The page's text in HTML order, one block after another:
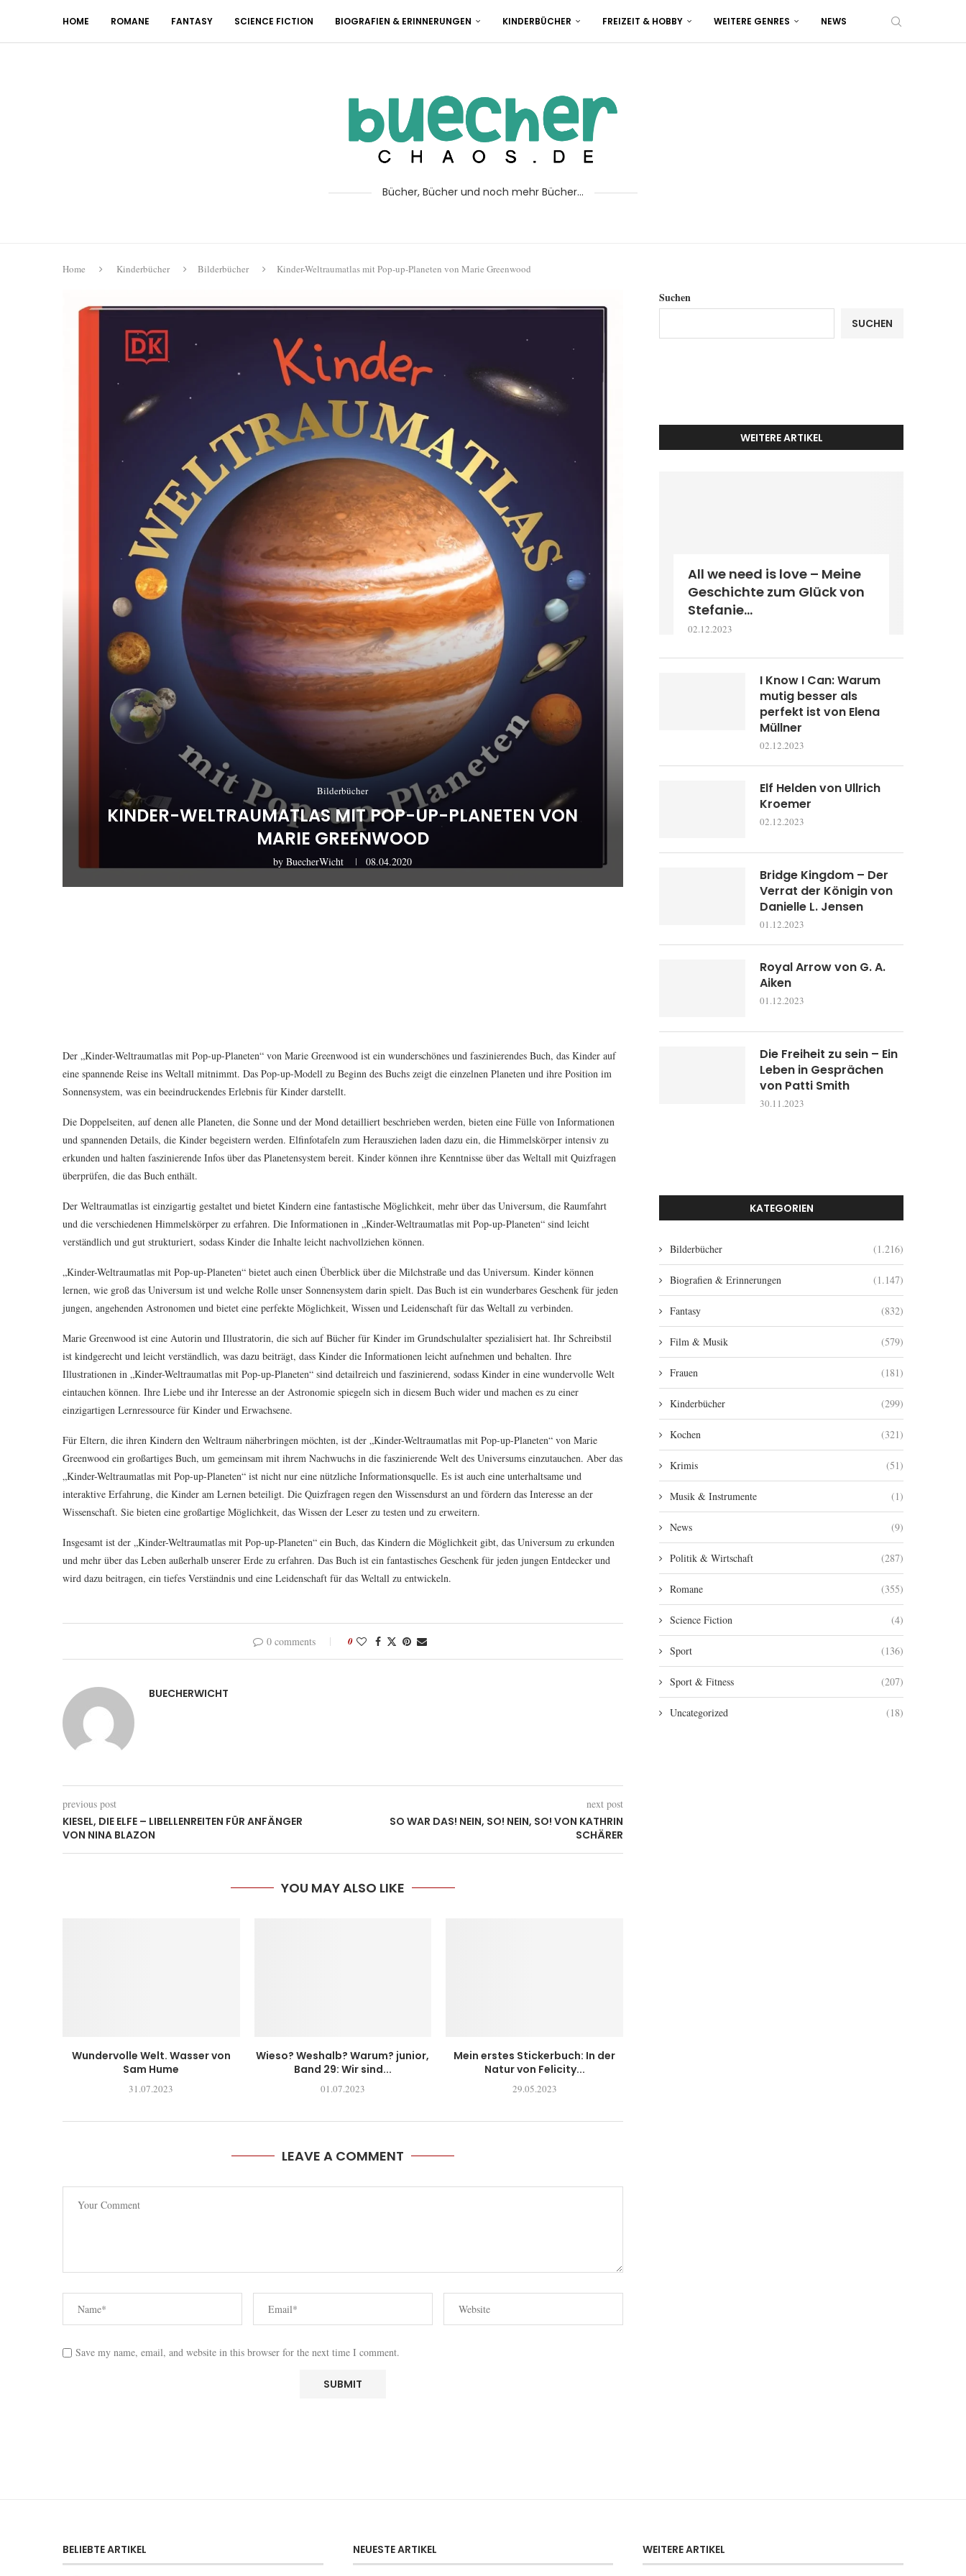
HOME ROMANE FANTASY SCIENCE FICTION BIOGRAFIEN & ERINNERUNGEN KINDERBÜCHER FREIZEIT & HOBBY WEITERE GENRES NEWS
Bücher, Bücher und noch mehr Bücher...
Home Kinderbücher Bilderbücher Kinder-Weltraumatlas mit Pop-up-Planeten von Marie Greenwood
Bilderbücher
KINDER-WELTRAUMATLAS MIT POP-UP-PLANETEN VON
MARIE GREENWOOD
byBuecherWicht 08.04.2020
Der „Kinder-Weltraumatlas mit Pop-up-Planeten“ von Marie Greenwood ist ein wunderschönes und faszinierendes Buch, das Kinder auf
eine spannende Reise ins Weltall mitnimmt. Das Pop-up-Modell zu Beginn des Buchs zeigt die einzelnen Planeten und ihre Position im
Sonnensystem, was ein beeindruckendes Erlebnis für Kinder darstellt.
Die Doppelseiten, auf denen alle Planeten, die Sonne und der Mond detailliert beschrieben werden, bieten eine Fülle von Informationen
und spannenden Details, die Kinder begeistern werden. Elfinfotafeln zum Herausziehen laden dazu ein, die Himmelskörper intensiv zu
erkunden und halten faszinierende Infos über das Planetensystem bereit. Kinder können ihre Kenntnisse über das Weltall mit Quizfragen
überprüfen, die das Buch enthält.
Der Weltraumatlas ist einzigartig gestaltet und bietet Kindern eine fantastische Möglichkeit, mehr über das Universum, die Raumfahrt
und die verschiedenen Himmelskörper zu erfahren. Die Informationen in „Kinder-Weltraumatlas mit Pop-up-Planeten“ sind leicht
verständlich und gut strukturiert, sodass Kinder die Inhalte leicht nachvollziehen können.
„Kinder-Weltraumatlas mit Pop-up-Planeten“ bietet auch einen Überblick über die Milchstraße und das Universum. Kinder können
lernen, wie groß das Universum ist und welche Rolle unser Sonnensystem darin spielt. Das Buch ist ein wunderbares Geschenk für jeden
jungen, angehenden Astronomen und bietet eine perfekte Möglichkeit, Wissen und Leidenschaft für das Weltall zu verbinden.
Marie Greenwood ist eine Autorin und Illustratorin, die sich auf Bücher für Kinder im Grundschulalter spezialisiert hat. Ihr Schreibstil
ist kindgerecht und leicht verständlich, was dazu beiträgt, dass Kinder die Informationen leicht aufnehmen und behalten. Ihre
Illustrationen in „Kinder-Weltraumatlas mit Pop-up-Planeten“ sind detailreich und faszinierend, sodass Kinder in eine wundervolle Welt
eintauchen können. Ihre Liebe und ihr Interesse an der Astronomie spiegeln sich in diesem Buch wider und machen es zu einer
einzigartigen Lernressource für Kinder und Erwachsene.
Für Eltern, die ihren Kindern den Weltraum näherbringen möchten, ist der „Kinder-Weltraumatlas mit Pop-up-Planeten“ von Marie
Greenwood ein großartiges Buch, um gemeinsam mit ihrem Nachwuchs in die faszinierende Welt des Universums einzutauchen. Aber das
„Kinder-Weltraumatlas mit Pop-up-Planeten“ ist nicht nur eine nützliche Informationsquelle. Es ist auch eine unterhaltsame und
interaktive Erfahrung, die Kinder am Lernen beteiligt. Die Quizfragen regen den Wissensdurst an und fördern das Interesse an der
Wissenschaft. Sie bieten eine großartige Möglichkeit, das Wissen der Leser zu testen und zu erweitern.
Insgesamt ist der „Kinder-Weltraumatlas mit Pop-up-Planeten“ ein Buch, das Kindern die Möglichkeit gibt, das Universum zu erkunden
und mehr über das Leben außerhalb unserer Erde zu erfahren. Das Buch ist ein fantastisches Geschenk für jeden jungen Entdecker und
wird dazu beitragen, ein tiefes Verständnis und eine Leidenschaft für das Weltall zu entwickeln.
0 comments 0
BUECHERWICHT
previous post
KIESEL, DIE ELFE – LIBELLENREITEN FÜR ANFÄNGER
VON NINA BLAZON
next post
SO WAR DAS! NEIN, SO! NEIN, SO! VON KATHRIN
SCHÄRER
YOU MAY ALSO LIKE
Wundervolle Welt. Wasser von
Sam Hume
31.07.2023
Wieso? Weshalb? Warum? junior,
Band 29: Wir sind...
01.07.2023
Mein erstes Stickerbuch: In der
Natur von Felicity...
29.05.2023
LEAVE A COMMENT
Save my name, email, and website in this browser for the next time I comment.
Suchen
SUCHEN
WEITERE ARTIKEL
All we need is love – Meine
Geschichte zum Glück von
Stefanie...
02.12.2023
I Know I Can: Warum
mutig besser als
perfekt ist von Elena
Müllner
02.12.2023
Elf Helden von Ullrich
Kroemer
02.12.2023
Bridge Kingdom – Der
Verrat der Königin von
Danielle L. Jensen
01.12.2023
Royal Arrow von G. A.
Aiken
01.12.2023
Die Freiheit zu sein – Ein
Leben in Gesprächen
von Patti Smith
30.11.2023
KATEGORIEN
Bilderbücher (1.216)
Biografien & Erinnerungen (1.147)
Fantasy (832)
Film & Musik (579)
Frauen (181)
Kinderbücher (299)
Kochen (321)
Krimis (51)
Musik & Instrumente (1)
News (9)
Politik & Wirtschaft (287)
Romane (355)
Science Fiction (4)
Sport (136)
Sport & Fitness (207)
Uncategorized (18)
BELIEBTE ARTIKEL NEUESTE ARTIKEL WEITERE ARTIKEL